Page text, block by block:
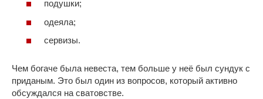
подушки;
одеяла;
сервизы.
Чем богаче была невеста, тем больше у неё был сундук с
приданым. Это был один из вопросов, который активно
обсуждался на сватовстве.